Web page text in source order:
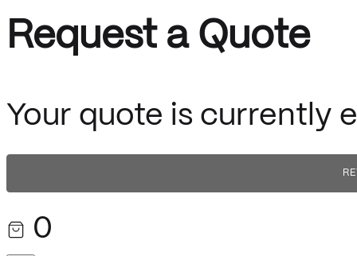
Request a Quote
Your quote is currently
0